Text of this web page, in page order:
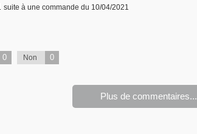
suite à une commande du 10/04/2021
0 Non 0
Plus de commentaires...